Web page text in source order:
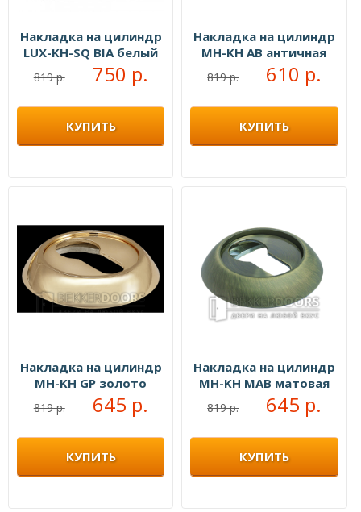
Накладка на цилиндр
LUX-KH-SQ BIA белый
819 р. 750 р.
КУПИТЬ
Накладка на цилиндр
MH-KH AB античная
бронза
819 р. 610 р.
КУПИТЬ
Накладка на цилиндр
MH-KH GP золото
819 р. 645 р.
КУПИТЬ
Накладка на цилиндр
MH-KH MAB матовая
бронза
819 р. 645 р.
КУПИТЬ